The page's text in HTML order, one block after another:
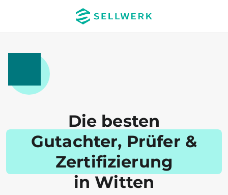
Die besten
Gutachter, Prüfer &
Zertifizierung
in Witten